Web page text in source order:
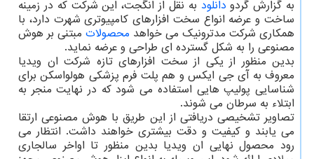
به گزارش گردو دانلود به نقل از انگجت، این شرکت که در زمینه
ساخت و عرضه انواع سخت افزارهای کامپیوتری شهرت دارد، با
همکاری شرکت مدترونیک می خواهد محصولات مبتنی بر هوش
مصنوعی را به شکل گسترده ای طراحی و عرضه نماید.
بدین منظور از یکی از سخت افزارهای تازه شرکت ان ویدیا
معروف به آی جی ایکس و هم پلت فرم پزشکی هولواسکن برای
شناسایی پولیپ هایی استفاده می شود که در نهایت منجر به
ابتلاء به سرطان می شوند.
تصاویر تشخیصی دریافتی از این طریق با هوش مصنوعی ارتقا
می یابند و کیفیت و دقت بیشتری خواهند داشت. انتظار می
رود محصول نهایی ان ویدیا بدین منظور تا اواخر سالجاری